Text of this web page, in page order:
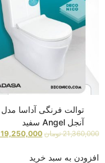
توالت فرنگی آداسا مدل
آنجل Angel سفید
21,360,000 تومان 19,250,000
افزودن به سبد خرید